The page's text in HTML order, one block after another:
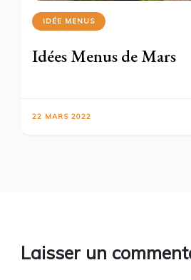
IDÉE MENUS
Idées Menus de Mars
22 MARS 2022
Laisser un